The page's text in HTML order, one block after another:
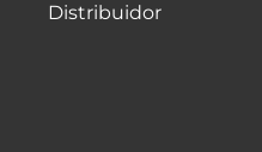
Distribuidor